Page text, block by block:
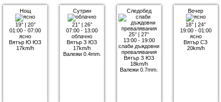
Нощ
19°| 20°
01:00 - 07:00
ясно
Вятър Ю ЮЗ
17km/h
Сутрин
21°| 26°
07:00 - 13:00
облачно
Вятър З ЮЗ
17km/h
Валежи 0.4mm.
Следобед
25° |27°
13:00 - 19:00
слаби дъждовни
превалявания
Вятър З ЮЗ
18km/h
Валежи 0.7mm.
Вечер
18° |24°
19:00 - 01:00
ясно
Вятър СЗ
20km/h